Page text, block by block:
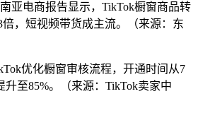
亚电商报告显示，TikTok橱窗商品转
，短视频带货成主流。（来源：东
优化橱窗审核流程，开通时间从7
升至85%。（来源：TikTok卖家中